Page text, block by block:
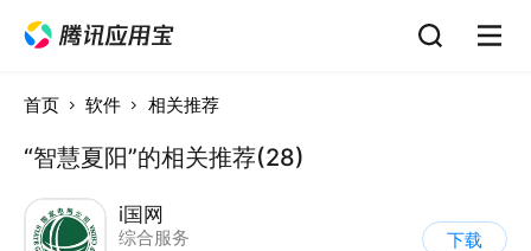
首页 软件 相关推荐
“智慧夏阳”的相关推荐(28)
i国网
综合服务
下载